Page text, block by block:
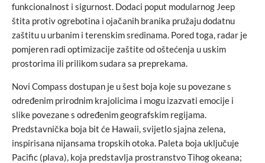
funkcionalnost i sigurnost. Dodaci poput modularnog Jeep
štita protiv ogrebotina i ojačanih branika pružaju dodatnu
zaštitu u urbanim i terenskim sredinama. Pored toga, radar je
pomjeren radi optimizacije zaštite od oštećenja u uskim
prostorima ili prilikom sudara sa preprekama.
Novi Compass dostupan je u šest boja koje su povezane s
određenim prirodnim krajolicima i mogu izazvati emocije i
slike povezane s određenim geografskim regijama.
Predstavnička boja bit će Hawaii, svijetlo sjajna zelena,
inspirisana nijansama tropskih otoka. Paleta boja uključuje
Pacific (plava), koja predstavlja prostranstvo Tihog okeana;